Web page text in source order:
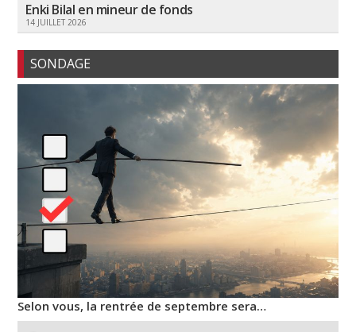
Enki Bilal en mineur de fonds
14 JUILLET 2026
SONDAGE
Selon vous, la rentrée de septembre sera…